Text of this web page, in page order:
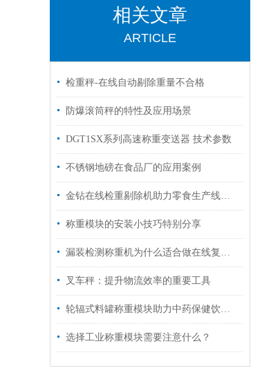
相关文章
ARTICLE
检重秤-在线自动剔除重量不合格
防爆滚筒秤的特性及应用场景
DGT1SX系列高速称重变送器 技术参数
不锈钢地磅在食品厂的应用案例
金钻在线检重剔除机助力零食生产线，0漏拣+年省30万人力成本
称重模块的安装小技巧特别分享
漏装检测称重机为什么适合做在线复核？
叉车秤：提升物流效率的重要工具
轮辐式料罐称重模块助力中药保健饮品生产
选择工业称重模块需要注意什么？